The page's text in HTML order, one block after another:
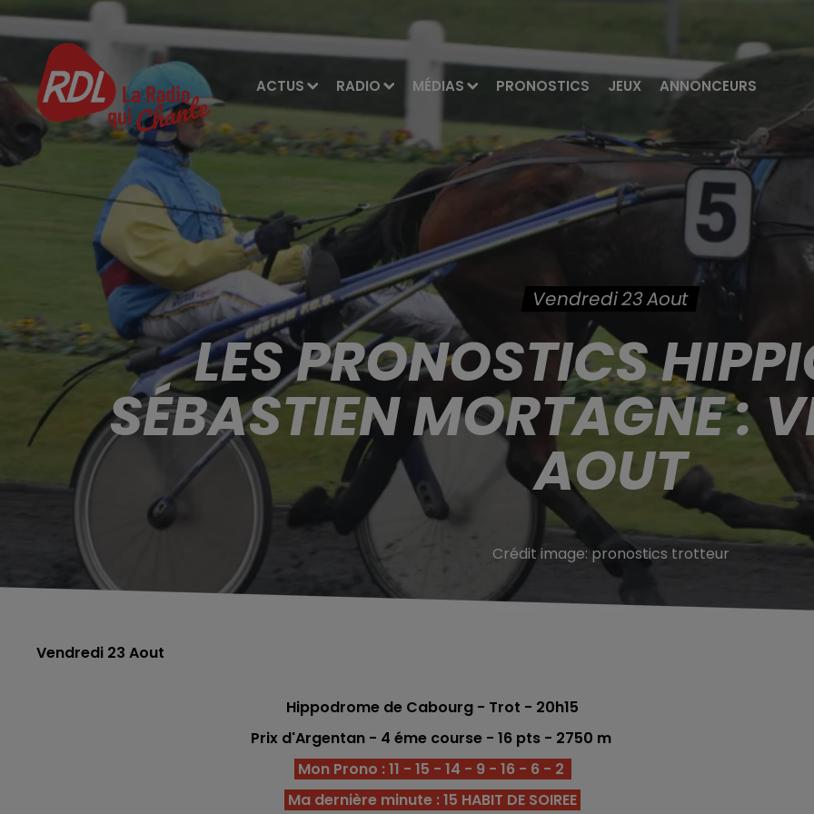
ACTUS RADIO MÉDIAS PRONOSTICS JEUX ANNONCEURS
Vendredi 23 Aout
LES PRONOSTICS
SÉBASTIEN MORTAGNE :
AOUT
Crédit image: pronostics trotteur
Vendredi 23 Aout
Hippodrome de Cabourg - Trot - 20h15
Prix d'Argentan - 4 éme course - 16 pts - 2750 m
Mon Prono : 11 - 15 - 14 - 9 - 16 - 6 - 2
Ma dernière minute : 15 HABIT DE SOIREE